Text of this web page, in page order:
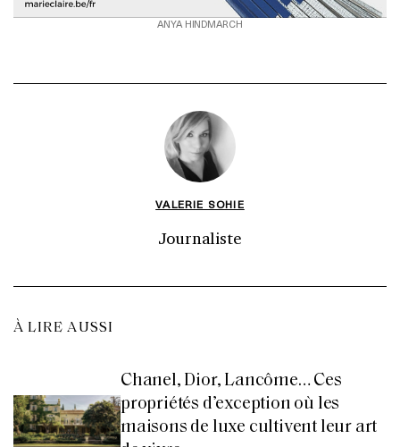
ANYA HINDMARCH
VALERIE SOHIE
Journaliste
À LIRE AUSSI
Chanel, Dior, Lancôme… Ces
propriétés d’exception où les
maisons de luxe cultivent leur art